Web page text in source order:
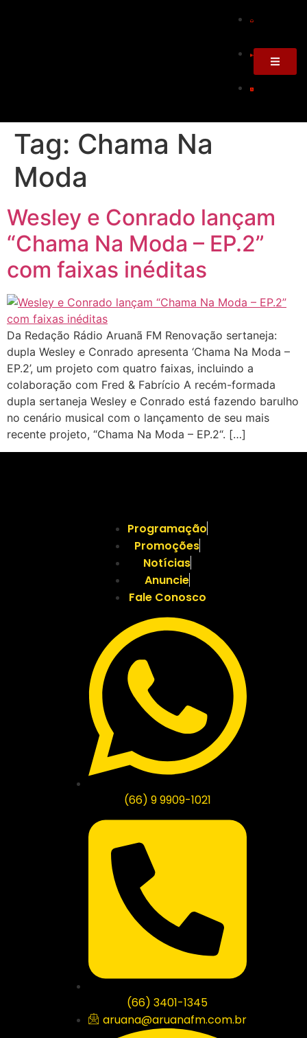
Tag: Chama Na
Moda
Wesley e Conrado lançam
“Chama Na Moda – EP.2”
com faixas inéditas
Da Redação Rádio Aruanã FM Renovação sertaneja:
dupla Wesley e Conrado apresenta ‘Chama Na Moda –
EP.2’, um projeto com quatro faixas, incluindo a
colaboração com Fred & Fabrício A recém-formada
dupla sertaneja Wesley e Conrado está fazendo barulho
no cenário musical com o lançamento de seu mais
recente projeto, “Chama Na Moda – EP.2“. […]
Programação
Promoções
Notícias
Anuncie
Fale Conosco
(66) 9 9909-1021
(66) 3401-1345
aruana@aruanafm.com.br